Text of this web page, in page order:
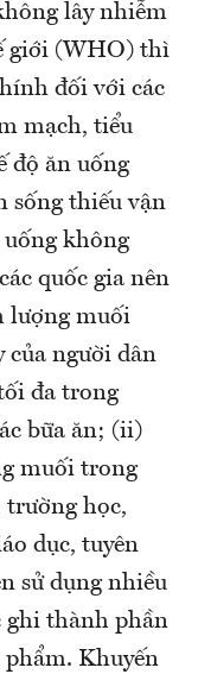
lây nhiễm
giới (WHO) thì
đối với các
mạch, tiểu
độ ăn uống
sống thiếu vận
uống không
quốc gia nên
lượng muối
của người dân
đa trong
bữa ăn; (ii)
muối trong
trường học,
dục, tuyên
sử dụng nhiều
ghi thành phần
Khuyến